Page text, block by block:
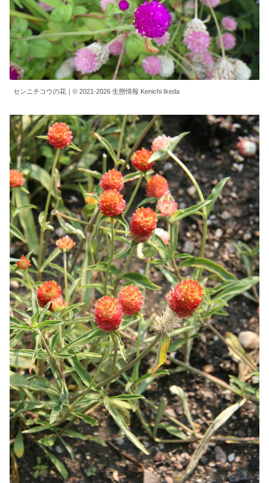
センニチコウの花｜© 2021-2026 生態情報 Kenichi Ikeda